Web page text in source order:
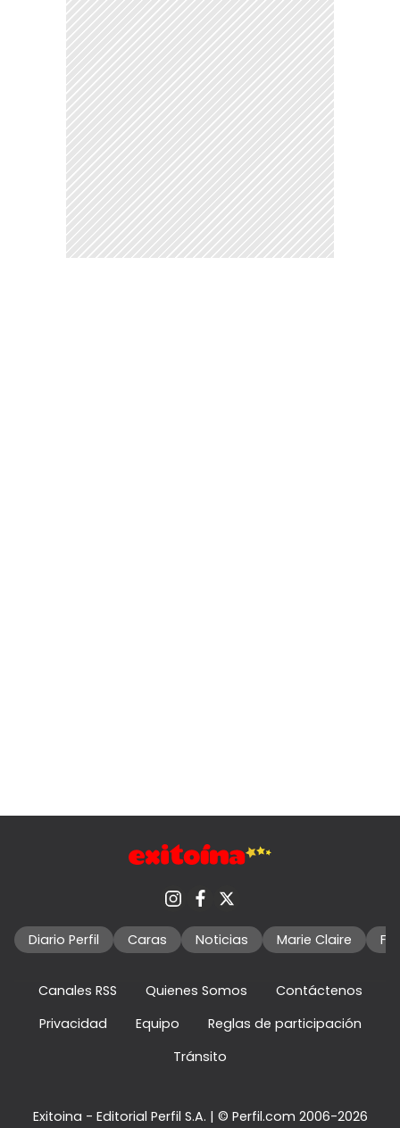
Diario Perfil Caras Noticias Marie Claire
Canales RSS Quienes Somos
Contáctenos
Privacidad
Equipo
Reglas de participación
Tránsito
Exitoina - Editorial Perfil S.A. | © Perfil.com 2006-2026